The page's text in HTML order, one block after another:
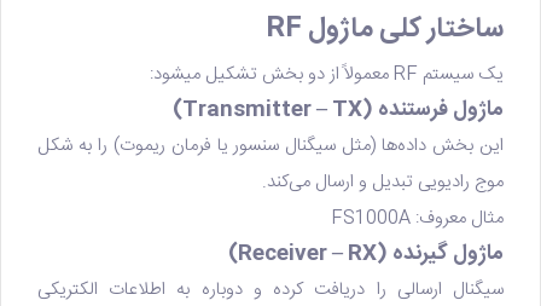
ساختار کلی ماژول RF
یک سیستم RF معمولاً از دو بخش تشکیل میشود:
ماژول فرستنده (Transmitter – TX)
این بخش داده‌ها (مثل سیگنال سنسور یا فرمان ریموت) را به شکل
موج رادیویی تبدیل و ارسال می‌کند.
مثال معروف: FS1000A
ماژول گیرنده (Receiver – RX)
سیگنال ارسالی را دریافت کرده و دوباره به اطلاعات الکتریکی